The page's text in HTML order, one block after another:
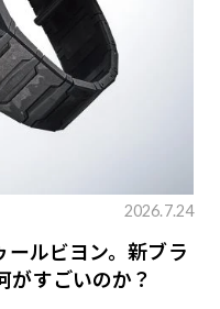
2026.7.24
ールビヨン。新ブラ
がすごいのか？